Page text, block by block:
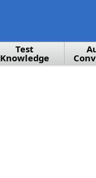
Test
Knowledge